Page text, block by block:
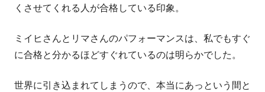
くさせてくれる人が合格している印象。
ミイヒさんとリマさんのパフォーマンスは、私でもすぐ
に合格と分かるほどすぐれているのは明らかでした。
世界に引き込まれてしまうので、本当にあっという間と